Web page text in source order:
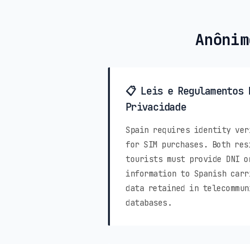
📋 Leis e Regulamentos
Privacidade
Spain requires identity
for SIM purchases. Both
tourists must provide DNI
information to Spanish
data retained in
databases.